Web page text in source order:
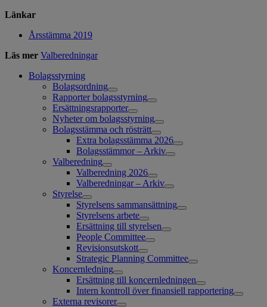
Länkar
Årsstämma 2019
Läs mer Valberedningar
Bolagsstyrning
Bolagsordning
Rapporter bolagsstyrning
Ersättningsrapporter
Nyheter om bolagsstyrning
Bolagsstämma och rösträtt
Extra bolagsstämma 2026
Bolagsstämmor – Arkiv
Valberedning
Valberedning 2026
Valberedningar – Arkiv
Styrelse
Styrelsens sammansättning
Styrelsens arbete
Ersättning till styrelsen
People Committee
Revisionsutskott
Strategic Planning Committee
Koncernledning
Ersättning till koncernledningen
Intern kontroll över finansiell rapportering
Externa revisorer